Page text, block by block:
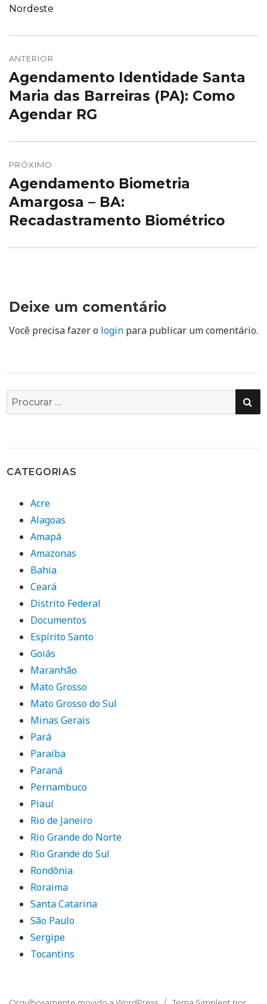
Nordeste
de
Post
ANTERIOR
Post
anterior:
Agendamento Identidade Santa
Maria das Barreiras (PA): Como
Agendar RG
PRÓXIMO
Próximo
post:
Agendamento Biometria
Amargosa – BA:
Recadastramento Biométrico
Deixe um comentário
Você precisa fazer o login para publicar um comentário.
Busca
por:
CATEGORIAS
Acre
Alagoas
Amapá
Amazonas
Bahia
Ceará
Distrito Federal
Documentos
Espírito Santo
Goiás
Maranhão
Mato Grosso
Mato Grosso do Sul
Minas Gerais
Pará
Paraíba
Paraná
Pernambuco
Piauí
Rio de Janeiro
Rio Grande do Norte
Rio Grande do Sul
Rondônia
Roraima
Santa Catarina
São Paulo
Sergipe
Tocantins
Orgulhosamente movido a WordPress Tema Simplent por